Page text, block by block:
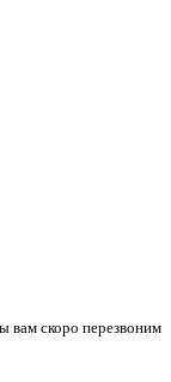
вам скоро перезвоним